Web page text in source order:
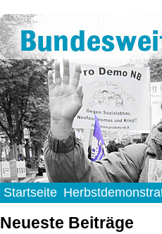
Startseite
Neueste Beiträge